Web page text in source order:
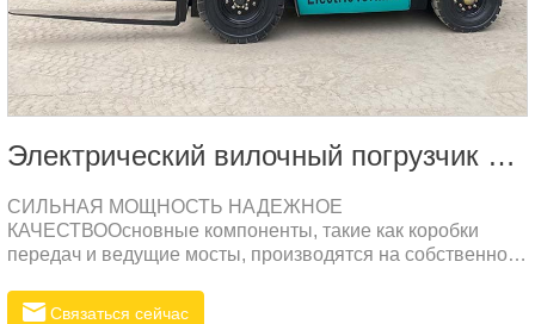
Электрический вилочный погрузчик 2,5 т
СИЛЬНАЯ МОЩНОСТЬ НАДЕЖНОЕ
КАЧЕСТВООсновные компоненты, такие как коробки
передач и ведущие мосты, производятся на собственном
уровнем отказов и надежным качеством.
Связаться сейчас